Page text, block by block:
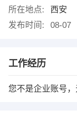
所在地点:
西安
发布时间:
08-07
工作经历
您不是企业账号